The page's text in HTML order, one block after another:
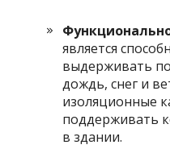
является
выдерживать
дождь, снег и
изоляционные
поддерживать
в здании.